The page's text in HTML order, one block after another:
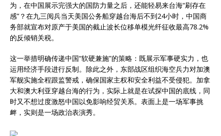
为，在中国展示完强大的国防力量之后，还能轻易来台海“刷存在
感”？在九三阅兵当天美国公务船穿越台海后不到24小时，中国商
务部就宣布对原产于美国的截止波长位移单模光纤征收最高78.2%
的反倾销关税。
这一举措明确传递中国“软硬兼施”的策略：既展示军事硬实力，也
运用经济手段进行反制。除此之外，东部战区组织海空兵力对加澳
军舰实施全程跟监警戒，确保国家主权和安全利益不受侵犯。加拿
大和澳大利亚穿越台海的行为，实际上就是在试探中国的底线，同
时又不想过度激怒中国以免影响经贸关系。表面上是一场军事挑
衅，实则是一场政治表演秀。